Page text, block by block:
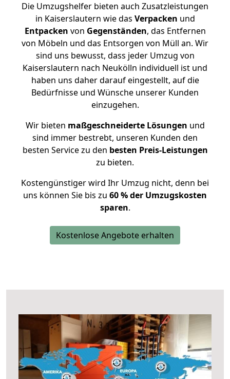
Die Umzugshelfer bieten auch Zusatzleistungen
in Kaiserslautern wie das Verpacken und
Entpacken von Gegenständen, das Entfernen
von Möbeln und das Entsorgen von Müll an. Wir
sind uns bewusst, dass jeder Umzug von
Kaiserslautern nach Neukölln individuell ist und
haben uns daher darauf eingestellt, auf die
Bedürfnisse und Wünsche unserer Kunden
einzugehen.
Wir bieten maßgeschneiderte Lösungen und
sind immer bestrebt, unseren Kunden den
besten Service zu den besten Preis-Leistungen
zu bieten.
Kostengünstiger wird Ihr Umzug nicht, denn bei
uns können Sie bis zu 60 % der Umzugskosten
sparen.
Kostenlose Angebote erhalten